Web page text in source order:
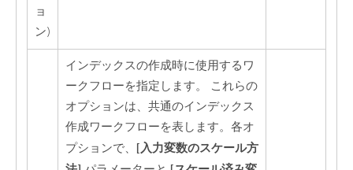
ョ
ン)
インデックスの作成時に使用するワ
ークフローを指定します。 これらの
オプションは、共通のインデックス
作成ワークフローを表します。各オ
プションで、 [入力変数のスケール方